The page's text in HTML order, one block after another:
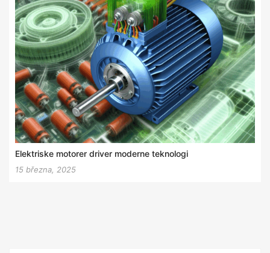
Elektriske motorer driver moderne teknologi
15 března, 2025